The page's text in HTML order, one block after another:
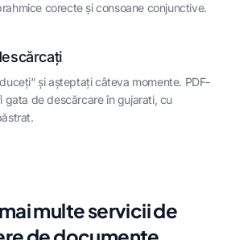
corecte și consoane conjunctive.
și așteptați câteva momente. PDF-
gata de descărcare în gujarati, cu
multe servicii de